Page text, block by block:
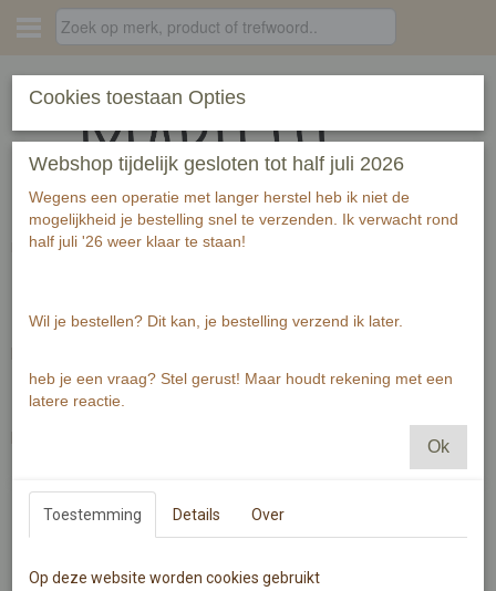
Inloggen
Home › Berichten
Oudere berichten
Cookies toestaan Opties
Webshop tijdelijk gesloten tot half juli 2026
Wegens een operatie met langer herstel heb ik niet de
mogelijkheid je bestelling snel te verzenden. Ik verwacht rond
half juli '26 weer klaar te staan!
Wil je bestellen? Dit kan, je bestelling verzend ik later.
heb je een vraag? Stel gerust! Maar houdt rekening met een
latere reactie.
Ok
Toestemming Details Over
Op deze website worden cookies gebruikt